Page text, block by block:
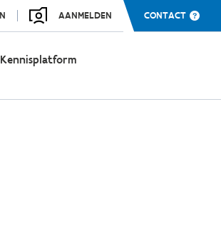
AANMELDEN CONTACT
Kennisplatform